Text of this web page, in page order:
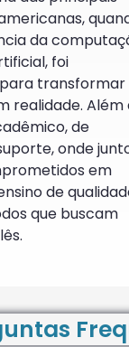
da
foi
transformar
realidade. Além
de
onde
em
de
que buscam